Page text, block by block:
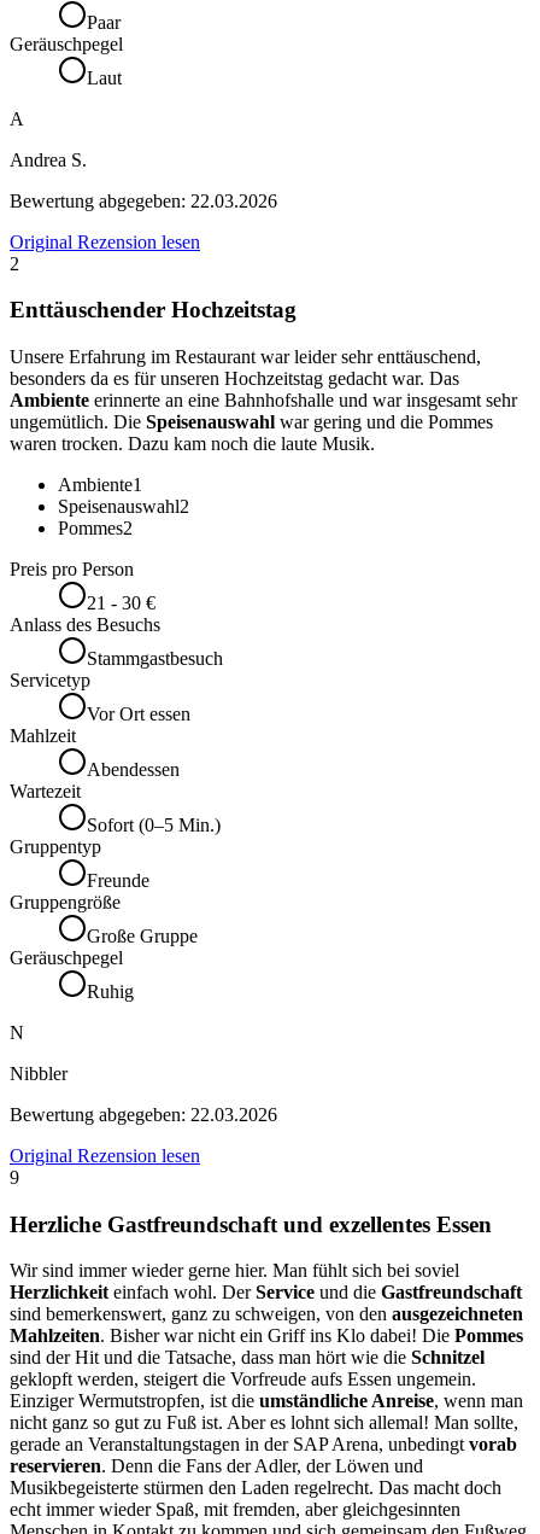
Paar
Geräuschpegel
Laut
A
Andrea S.
Bewertung abgegeben: 22.03.2026
Original Rezension lesen
2
Enttäuschender Hochzeitstag
Unsere Erfahrung im Restaurant war leider sehr enttäuschend,
besonders da es für unseren Hochzeitstag gedacht war. Das
Ambiente erinnerte an eine Bahnhofshalle und war insgesamt sehr
ungemütlich. Die Speisenauswahl war gering und die Pommes
waren trocken. Dazu kam noch die laute Musik.
Ambiente1
Speisenauswahl2
Pommes2
Preis pro Person
21 - 30 €
Anlass des Besuchs
Stammgastbesuch
Servicetyp
Vor Ort essen
Mahlzeit
Abendessen
Wartezeit
Sofort (0–5 Min.)
Gruppentyp
Freunde
Gruppengröße
Große Gruppe
Geräuschpegel
Ruhig
N
Nibbler
Bewertung abgegeben: 22.03.2026
Original Rezension lesen
9
Herzliche Gastfreundschaft und exzellentes Essen
Wir sind immer wieder gerne hier. Man fühlt sich bei soviel
Herzlichkeiteinfach wohl. DerService und die Gastfreundschaft
sind bemerkenswert, ganz zu schweigen, von den ausgezeichneten
Mahlzeiten. Bisher war nicht ein Griff ins Klo dabei! Die Pommes
sind der Hit und die Tatsache, dass man hört wie die Schnitzel
geklopft werden, steigert die Vorfreude aufs Essen ungemein.
Einziger Wermutstropfen, ist die umständliche Anreise, wenn man
nicht ganz so gut zu Fuß ist. Aber es lohnt sich allemal! Man sollte,
gerade an Veranstaltungstagen in der SAP Arena, unbedingtvorab
reservieren. Denn die Fans der Adler, der Löwen und
Musikbegeisterte stürmen den Laden regelrecht. Das macht doch
echt immer wieder Spaß, mit fremden, aber gleichgesinnten